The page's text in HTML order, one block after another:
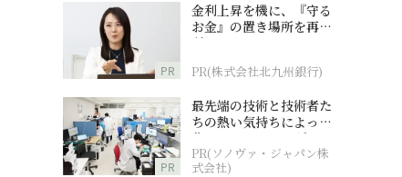
PR
金利上昇を機に、『守る
お金』の置き場所を再検
討
PR(株式会社北九州銀行)
PR
最先端の技術と技術者た
ちの熱い気持ちによって
作られているオーダーメ
イド補聴器
PR(ソノヴァ・ジャパン株
式会社)